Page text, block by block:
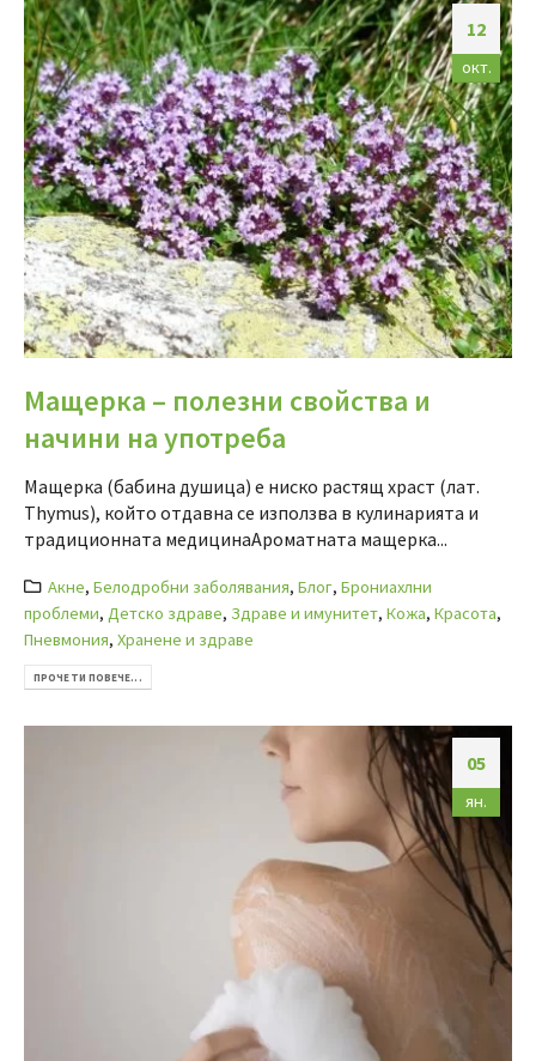
12
окт.
Мащерка – полезни свойства и
начини на употреба
Мащерка (бабина душица) е ниско растящ храст (лат.
Thymus), който отдавна се използва в кулинарията и
традиционната медицинаАроматната мащерка...
Акне,Белодробни заболявания,Блог,Брониахлни
проблеми, Детско здраве, Здраве и имунитет, Кожа, Красота,
Пневмония, Хранене и здраве
ПРОЧЕТИ ПОВЕЧЕ...
05
ян.